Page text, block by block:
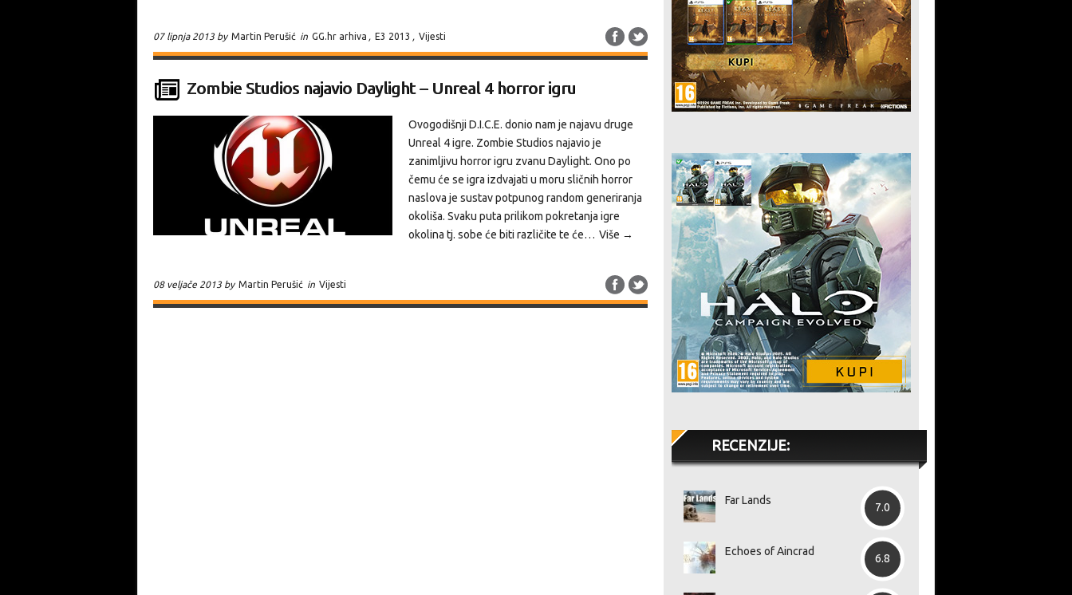
07 lipnja 2013 by Martin Perušić in GG.hr arhiva , E3 2013 , Vijesti
Zombie Studios najavio Daylight – Unreal 4 horror igru
Ovogodišnji D.I.C.E. donio nam je najavu druge
Unreal 4 igre. Zombie Studios najavio je
zanimljivu horror igru zvanu Daylight. Ono po
čemu će se igra izdvajati u moru sličnih horror
naslova je sustav potpunog random generiranja
okoliša. Svaku puta prilikom pokretanja igre
okolina tj. sobe će biti različite te će… Više →
08 veljače 2013 by Martin Perušić in Vijesti
RECENZIJE:
Far Lands
7.0
Echoes of Aincrad
6.8